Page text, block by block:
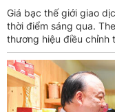
Giá bạc thế giới giao
thời điểm sáng qua.
thương hiệu điều chỉnh
triệu đồng/kg.